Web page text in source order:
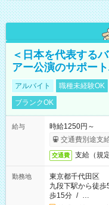
＜日本を代表する
アー公演のサポー
アルバイト 職種未経験OK
ブランクOK
給与
時給1250円～
交通費別途支
交通費 支給（規
勤務地
東京都千代田区
九段下駅から徒歩
歩15分 / …